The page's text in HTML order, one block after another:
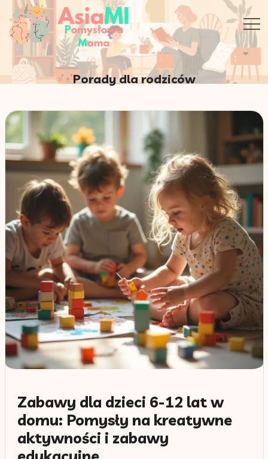
Porady dla rodziców
Zabawy dla dzieci 6-12 lat w
domu: Pomysły na kreatywne
aktywności i zabawy